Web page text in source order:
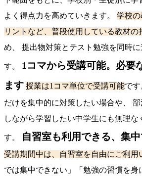
よく得点力を高めていきます。 学校
リントなど、普段使用している教材の
め、 提出物対策とテスト勉強を同時
す。 1コマから受講可能。必要
ます 授業は1コマ単位で受講可能で
だけを集中的に対策したい場合や、
しながら学習したい中学生にも無理な
す。 自習室も利用できる、集
受講期間中は、自習室を自由にご利用
では集中できない」「勉強の習慣を身